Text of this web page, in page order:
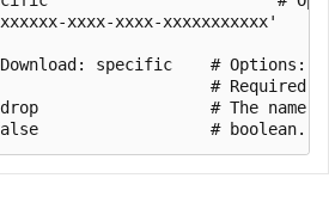
xxxx-xxxx-xxxxxxxxxxx'
specific    # Options:
# Required
# The name